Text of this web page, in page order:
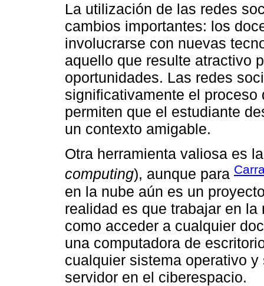
La utilización de las redes
cambios importantes: los
involucrarse con nuevas
aquello que resulte atractivo
oportunidades. Las redes
significativamente el
permiten que el estudiante
un contexto amigable.
Otra herramienta valiosa es
computing), aunque para
en la nube aún es un
realidad es que trabajar en
como acceder a cualquier
una computadora de
cualquier sistema operativo
servidor en el ciberespacio.